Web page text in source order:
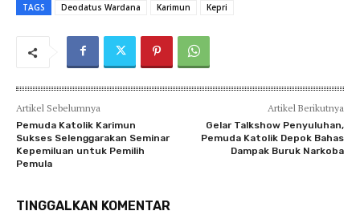
TAGS Deodatus Wardana Karimun Kepri
Artikel Sebelumnya
Pemuda Katolik Karimun
Sukses Selenggarakan Seminar
Kepemiluan untuk Pemilih
Pemula
Artikel Berikutnya
Gelar Talkshow Penyuluhan,
Pemuda Katolik Depok Bahas
Dampak Buruk Narkoba
TINGGALKAN KOMENTAR